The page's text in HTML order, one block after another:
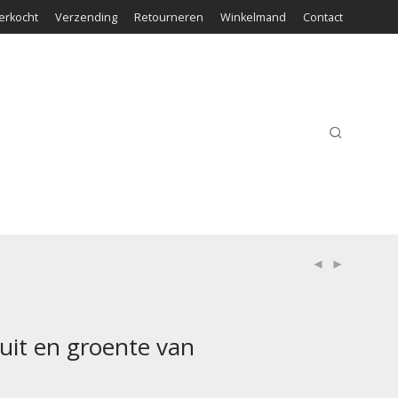
Verzending Retourneren Winkelmand Contact
en groente van